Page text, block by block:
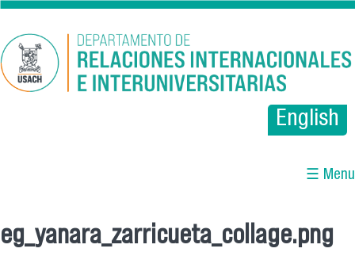
Pasar al contenido principal
English
☰ Menu
eg_yanara_zarricueta_collage.png